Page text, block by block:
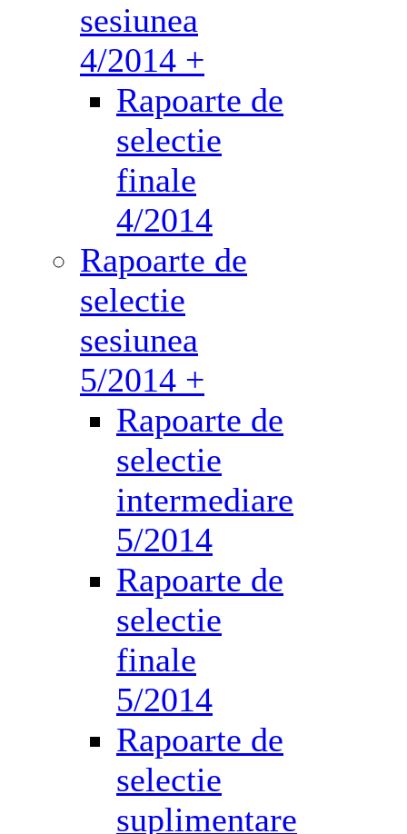
sesiunea
4/2014 +
Rapoarte de
selectie
finale
4/2014
Rapoarte de
selectie
sesiunea
5/2014 +
Rapoarte de
selectie
intermediare
5/2014
Rapoarte de
selectie
finale
5/2014
Rapoarte de
selectie
suplimentare